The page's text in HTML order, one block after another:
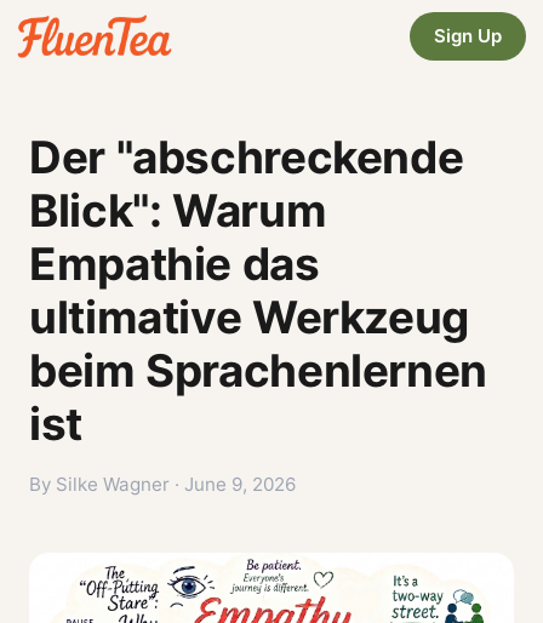
Sign Up
Der "abschreckende
Blick": Warum
Empathie das
ultimative Werkzeug
beim Sprachenlernen
ist
By Silke Wagner · June 9, 2026